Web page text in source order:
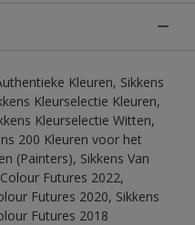
Kleuren, Sikkens
Kleurselectie Kleuren,
Kleurselectie Witten,
200 Kleuren voor het
(Painters), Sikkens Van
Futures 2022,
Futures 2020, Sikkens
Futures 2018